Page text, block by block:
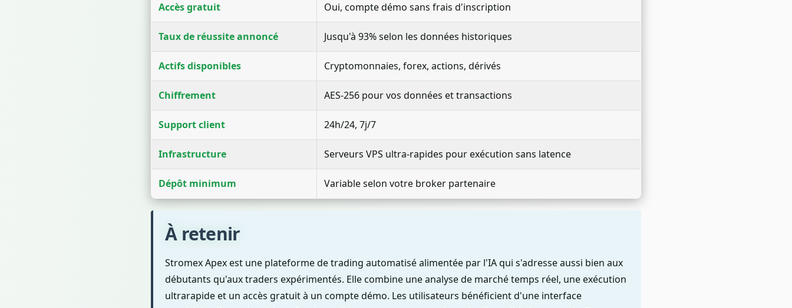
Accès gratuit Oui, compte démo sans frais d'inscription
Taux de réussite annoncé Jusqu'à 93% selon les données historiques
Actifs disponibles Cryptomonnaies, forex, actions, dérivés
Chiffrement AES-256 pour vos données et transactions
Support client 24h/24, 7j/7
Infrastructure Serveurs VPS ultra-rapides pour exécution sans latence
Dépôt minimum Variable selon votre broker partenaire
À retenir
Stromex Apex est une plateforme de trading automatisé alimentée par l'IA qui s'adresse aussi bien aux
débutants qu'aux traders expérimentés. Elle combine une analyse de marché temps réel, une exécution
ultrarapide et un accès gratuit à un compte démo. Les utilisateurs bénéficient d'une interface